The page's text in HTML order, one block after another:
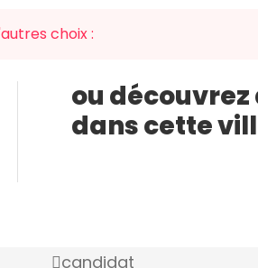
choix :
ou
dans cette
candidat